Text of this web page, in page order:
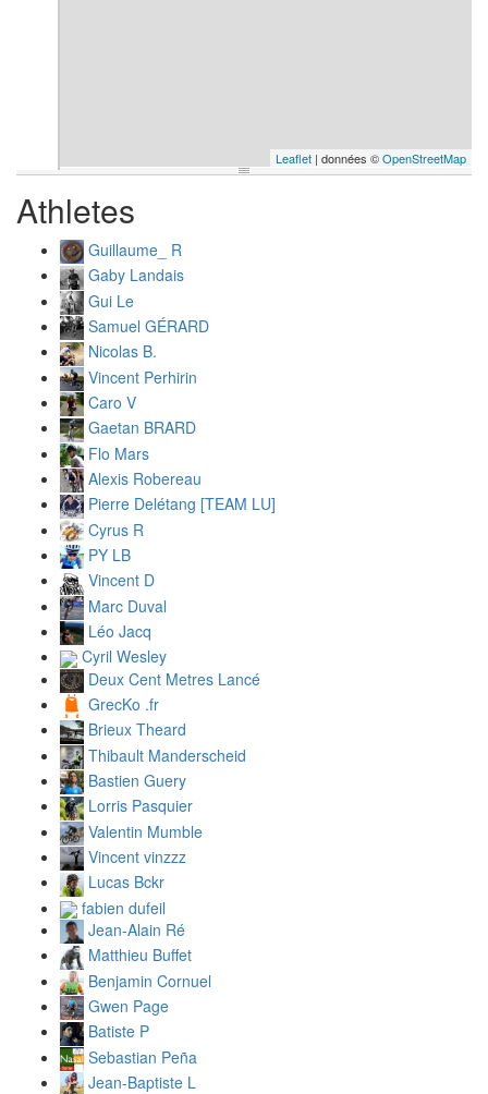
Leaflet | données ©OpenStreetMap
Athletes
Guillaume_ R
Gaby Landais
Gui Le
Samuel GÉRARD
Nicolas B.
Vincent Perhirin
Caro V
Gaetan BRARD
Flo Mars
Alexis Robereau
Pierre Delétang [TEAM LU]
Cyrus R
PY LB
Vincent D
Marc Duval
Léo Jacq
Cyril Wesley
Deux Cent Metres Lancé
GrecKo .fr
Brieux Theard
Thibault Manderscheid
Bastien Guery
Lorris Pasquier
Valentin Mumble
Vincent vinzzz
Lucas Bckr
fabien dufeil
Jean-Alain Ré
Matthieu Buffet
Benjamin Cornuel
Gwen Page
Batiste P
Sebastian Peña
Jean-Baptiste L